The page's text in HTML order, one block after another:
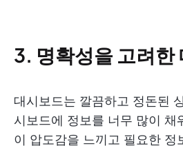
3. 명확성을 고려한
대시보드는 깔끔하고 정돈된
시보드에 정보를 너무 많이 채
이 압도감을 느끼고 필요한 정